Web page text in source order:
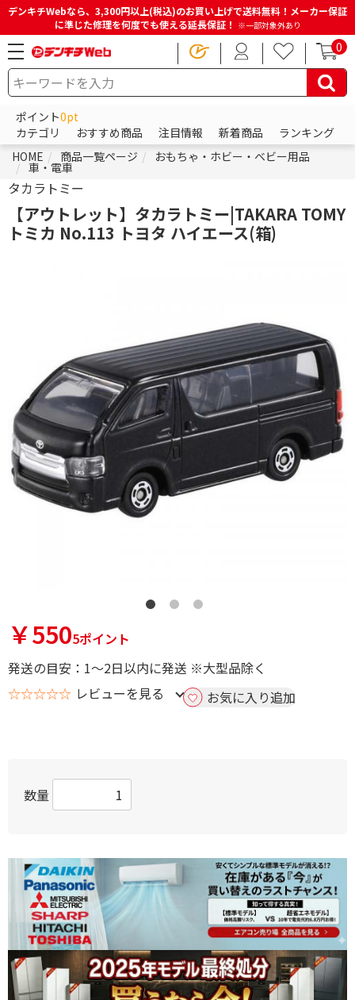
デンキチWebなら、3,300円以上(税込)のお買い上げで送料無料！メーカー保証
に準じた修理を何度でも使える延長保証！ ※一部対象外あり
0
ポイント0pt
カテゴリ
おすすめ商品 注目情報 新着商品
ランキング
HOME
商品一覧ページ おもちゃ・ホビー・ベビー用品
車・電車
タカラトミー
【アウトレット】タカラトミー|TAKARA TOMY
トミカ No.113 トヨタ ハイエース(箱)
￥5505ポイント
発送の目安：1～2日以内に発送 ※大型品除く
☆☆☆☆☆ レビューを見る お気に入り追加
数量